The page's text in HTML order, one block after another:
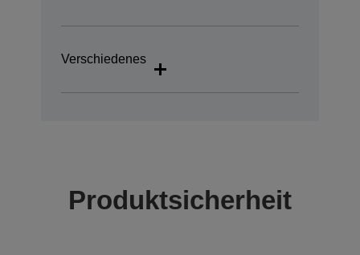
Verschiedenes
Produktsicherheit